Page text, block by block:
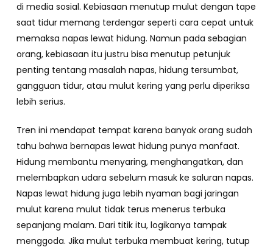
di media sosial. Kebiasaan menutup mulut dengan tape
saat tidur memang terdengar seperti cara cepat untuk
memaksa napas lewat hidung. Namun pada sebagian
orang, kebiasaan itu justru bisa menutup petunjuk
penting tentang masalah napas, hidung tersumbat,
gangguan tidur, atau mulut kering yang perlu diperiksa
lebih serius.
Tren ini mendapat tempat karena banyak orang sudah
tahu bahwa bernapas lewat hidung punya manfaat.
Hidung membantu menyaring, menghangatkan, dan
melembapkan udara sebelum masuk ke saluran napas.
Napas lewat hidung juga lebih nyaman bagi jaringan
mulut karena mulut tidak terus menerus terbuka
sepanjang malam. Dari titik itu, logikanya tampak
menggoda. Jika mulut terbuka membuat kering, tutup